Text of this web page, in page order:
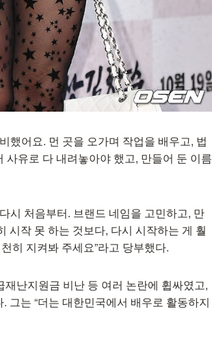
했어요. 먼 곳을 오가며 작업을 배우고, 법
유로 다 내려놓아야 했고, 만들어 둔 이름
시 처음부터. 브랜드 네임을 고민하고, 만
시작 못 하는 것보다, 다시 시작하는 게 훨
히 지켜봐 주세요”라고 당부했다.
난지원금 비난 등 여러 논란에 휩싸였고,
그는 “더는 대한민국에서 배우로 활동하지